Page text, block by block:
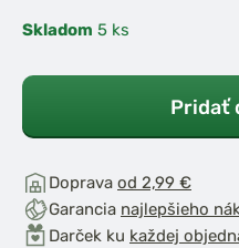
Skladom 5 ks
Pridať
Doprava od 2,99 €
Garancia najlepšieho
Darček ku každej